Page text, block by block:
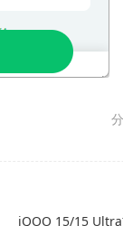
iQOO 15/15